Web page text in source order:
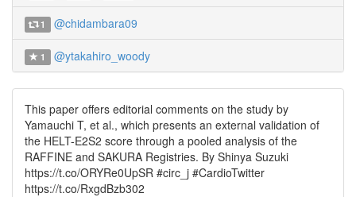
1 @chidambara09
1 @ytakahiro_woody
This paper offers editorial comments on the study by
Yamauchi T, et al., which presents an external validation of
the HELT-E2S2 score through a pooled analysis of the
RAFFINE and SAKURA Registries. By Shinya Suzuki
https://t.co/ORYRe0UpSR #circ_j #CardioTwitter
https://t.co/RxgdBzb302